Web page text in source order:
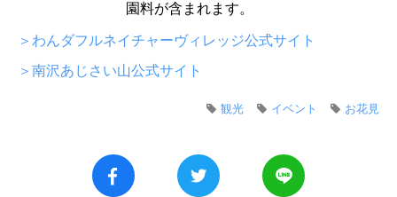
園料が含まれます。
＞わんダフルネイチャーヴィレッジ公式サイト
＞南沢あじさい山公式サイト
お花見
イベント
観光